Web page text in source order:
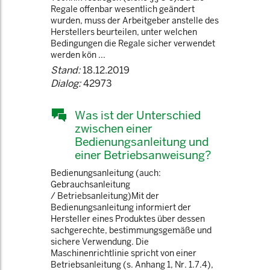
Regale offenbar wesentlich geändert
wurden, muss der Arbeitgeber anstelle des
Herstellers beurteilen, unter welchen
Bedingungen die Regale sicher verwendet
werden kön ...
Stand:18.12.2019
Dialog:42973
Was ist der Unterschied
zwischen einer
Bedienungsanleitung und
einer Betriebsanweisung?
Bedienungsanleitung (auch:
Gebrauchsanleitung
/ Betriebsanleitung)Mit der
Bedienungsanleitung informiert der
Hersteller eines Produktes über dessen
sachgerechte, bestimmungsgemäße und
sichere Verwendung. Die
Maschinenrichtlinie spricht von einer
Betriebsanleitung (s. Anhang 1, Nr. 1.7.4),